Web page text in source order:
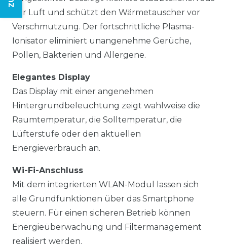
der Luft und schützt den Wärmetauscher vor
Verschmutzung. Der fortschrittliche Plasma-
Ionisator eliminiert unangenehme Gerüche,
Pollen, Bakterien und Allergene.
Elegantes Display
Das Display mit einer angenehmen
Hintergrundbeleuchtung zeigt wahlweise die
Raumtemperatur, die Solltemperatur, die
Lüfterstufe oder den aktuellen
Energieverbrauch an.
Wi-Fi-Anschluss
Mit dem integrierten WLAN-Modul lassen sich
alle Grundfunktionen über das Smartphone
steuern. Für einen sicheren Betrieb können
Energieüberwachung und Filtermanagement
realisiert werden.